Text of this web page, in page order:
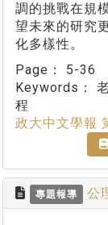
調的挑戰在規
望未來的研究
化多樣性。
Page： 5-36
Keywords：
程
政大中文學報
專題報導 公